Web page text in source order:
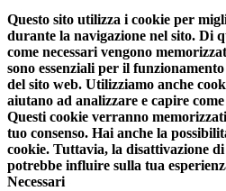
Questo sito utilizza i cookie per
durante la navigazione nel sito. Di
come necessari vengono
sono essenziali per il
del sito web. Utilizziamo anche
aiutano ad analizzare e capire
Questi cookie verranno
tuo consenso. Hai anche la
cookie. Tuttavia, la disattivazione
potrebbe influire sulla tua
Necessari